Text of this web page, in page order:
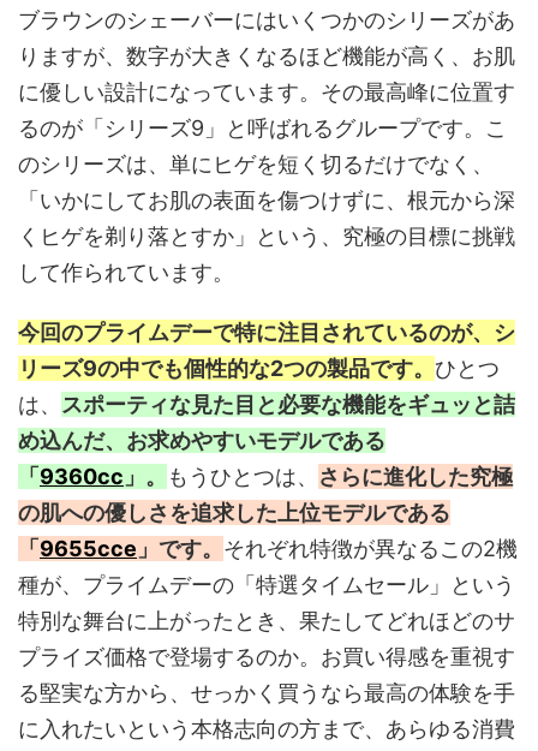
ブラウンのシェーバーにはいくつかのシリーズがあ
りますが、数字が大きくなるほど機能が高く、お肌
に優しい設計になっています。その最高峰に位置す
るのが「シリーズ9」と呼ばれるグループです。こ
のシリーズは、単にヒゲを短く切るだけでなく、
「いかにしてお肌の表面を傷つけずに、根元から深
くヒゲを剃り落とすか」という、究極の目標に挑戦
して作られています。
今回のプライムデーで特に注目されているのが、シ
リーズ9の中でも個性的な2つの製品です。 ひとつ
は、 スポーティな見た目と必要な機能をギュッと詰
め込んだ、お求めやすいモデルである
「 9360cc 」。 もうひとつは、 さらに進化した究極
の肌への優しさを追求した上位モデルである
「 9655cce 」です。 それぞれ特徴が異なるこの2機
種が、プライムデーの「特選タイムセール」という
特別な舞台に上がったとき、果たしてどれほどのサ
プライズ価格で登場するのか。お買い得感を重視す
る堅実な方から、せっかく買うなら最高の体験を手
に入れたいという本格志向の方まで、あらゆる消費